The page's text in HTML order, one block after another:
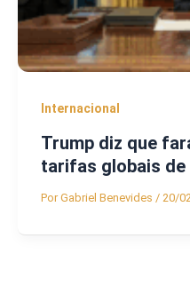
Internacional
Trump diz que
tarifas globais de
PorGabriel Benevides / 20/